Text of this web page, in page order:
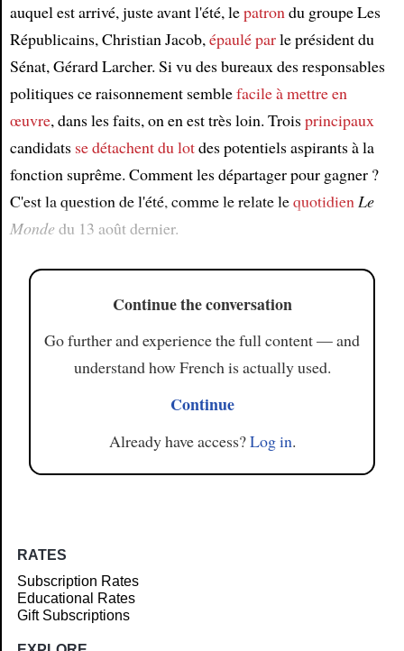
auquel est arrivé, juste avant l'été, lepatrondu groupe Les
Républicains, Christian Jacob,épaulé parle président du
Sénat, Gérard Larcher. Si vu des bureaux des responsables
politiques ce raisonnement semblefacile à mettre en
œuvre, dans les faits, on en est très loin. Troisprincipaux
candidats se détachent du lotdes potentiels aspirants à la
fonction suprême. Comment les départager pour gagner ?
C'est la question de l'été, comme le relate lequotidienLe
Monde du 13 août dernier.
Continue the conversation
Go further and experience the full content — and
understand how French is actually used.
Continue
Already have access?Log in.
RATES
Subscription Rates
Educational Rates
Gift Subscriptions